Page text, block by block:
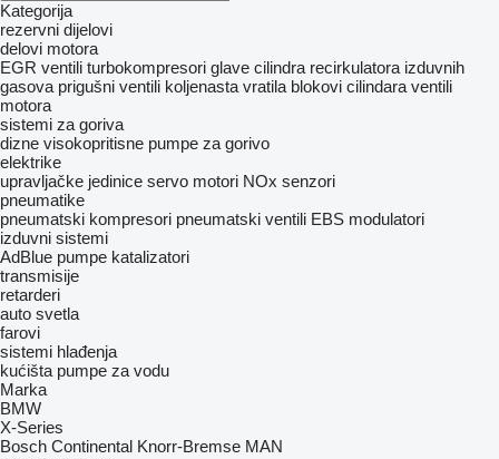
Kategorija
rezervni dijelovi
delovi motora
EGR ventili turbokompresori glave cilindra recirkulatora izduvnih
gasova prigušni ventili koljenasta vratila blokovi cilindara ventili
motora
sistemi za goriva
dizne visokopritisne pumpe za gorivo
elektrike
upravljačke jedinice servo motori NOx senzori
pneumatikе
pneumatski kompresori pneumatski ventili EBS modulatori
izduvni sistemi
AdBlue pumpe katalizatori
transmisije
retarderi
auto svetla
farovi
sistemi hlađenja
kućišta pumpe za vodu
Marka
BMW
X-Series
Bosch Continental Knorr-Bremse MAN